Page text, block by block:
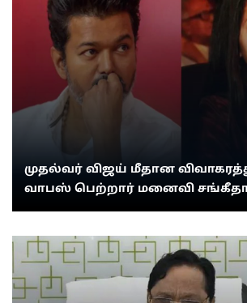
முதல்வர் விஜய் மீதான
வாபஸ் பெற்றார் மனைவி